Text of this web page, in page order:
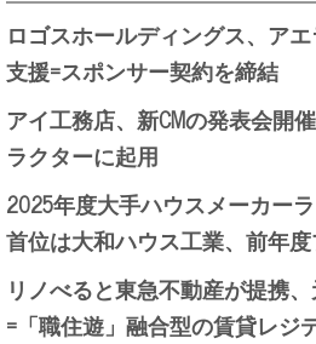
ロゴスホールディングス、ア
支援=スポンサー契約を締結
アイ工務店、新CMの発表会開
ラクターに起用
2025年度大手ハウスメーカー
首位は大和ハウス工業、前年
リノべると東急不動産が提携
=「職住遊」融合型の賃貸レジ